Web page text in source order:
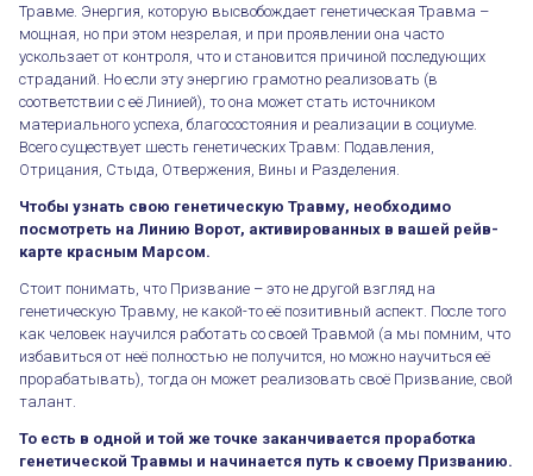
Травме. Энергия, которую высвобождает генетическая Травма –
мощная, но при этом незрелая, и при проявлении она часто
ускользает от контроля, что и становится причиной последующих
страданий. Но если эту энергию грамотно реализовать (в
соответствии с её Линией), то она может стать источником
материального успеха, благосостояния и реализации в социуме.
Всего существует шесть генетических Травм: Подавления,
Отрицания, Стыда, Отвержения, Вины и Разделения.
Чтобы узнать свою генетическую Травму, необходимо
посмотреть на Линию Ворот, активированных в вашей рейв-
карте красным Марсом.
Стоит понимать, что Призвание – это не другой взгляд на
генетическую Травму, не какой-то её позитивный аспект. После того
как человек научился работать со своей Травмой (а мы помним, что
избавиться от неё полностью не получится, но можно научиться её
прорабатывать), тогда он может реализовать своё Призвание, свой
талант.
То есть в одной и той же точке заканчивается проработка
генетической Травмы и начинается путь к своему Призванию.